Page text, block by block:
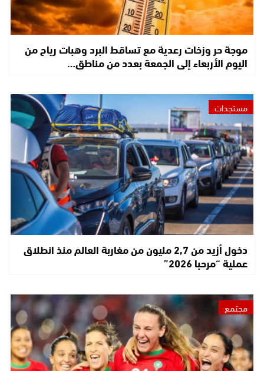
موجة حر وزخات رعدية مع تساقط البرد وهبات رياح من
اليوم الأربعاء إلى الجمعة بعدد من مناطق…
مستجدات
دخول أزيد من 2,7 مليون من مغاربة العالم منذ انطلاق
عملية “مرحبا 2026”
مجتمع